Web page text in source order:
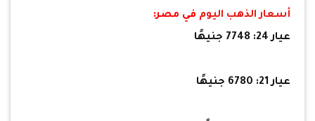
أسعار الذهب اليوم في مصر:
عيار 24: 7748 جنيهًا
عيار 21: 6780 جنيهًا